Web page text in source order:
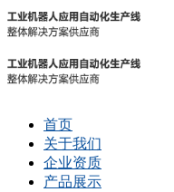
首页
关于我们
企业资质
产品展示